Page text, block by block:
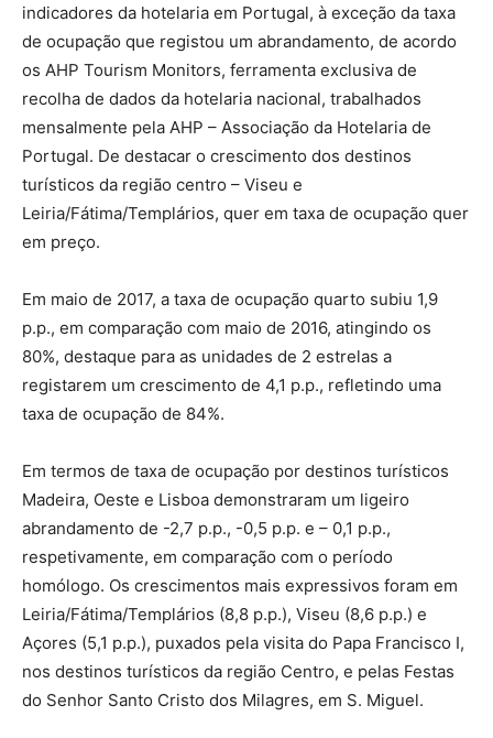
indicadores da hotelaria em Portugal, à exceção da taxa
de ocupação que registou um abrandamento, de acordo
os AHP Tourism Monitors, ferramenta exclusiva de
recolha de dados da hotelaria nacional, trabalhados
mensalmente pela AHP – Associação da Hotelaria de
Portugal. De destacar o crescimento dos destinos
turísticos da região centro – Viseu e
Leiria/Fátima/Templários, quer em taxa de ocupação quer
em preço.
Em maio de 2017, a taxa de ocupação quarto subiu 1,9
p.p., em comparação com maio de 2016, atingindo os
80%, destaque para as unidades de 2 estrelas a
registarem um crescimento de 4,1 p.p., refletindo uma
taxa de ocupação de 84%.
Em termos de taxa de ocupação por destinos turísticos
Madeira, Oeste e Lisboa demonstraram um ligeiro
abrandamento de -2,7 p.p., -0,5 p.p. e – 0,1 p.p.,
respetivamente, em comparação com o período
homólogo. Os crescimentos mais expressivos foram em
Leiria/Fátima/Templários (8,8 p.p.), Viseu (8,6 p.p.) e
Açores (5,1 p.p.), puxados pela visita do Papa Francisco I,
nos destinos turísticos da região Centro, e pelas Festas
do Senhor Santo Cristo dos Milagres, em S. Miguel.